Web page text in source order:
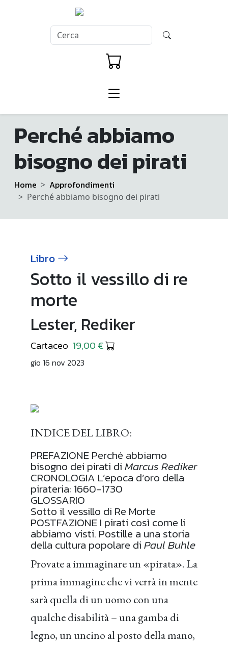
Perché abbiamo
bisogno dei pirati
Home Approfondimenti
Perché abbiamo bisogno dei pirati
Libro
Sotto il vessillo di re
morte
Lester, Rediker
Cartaceo 19,00 €
gio 16 nov 2023
INDICE DEL LIBRO:
PREFAZIONE Perché abbiamo
bisogno dei pirati diMarcus Rediker
CRONOLOGIA L’epoca d’oro della
pirateria: 1660-1730
GLOSSARIO
Sotto il vessillo di Re Morte
POSTFAZIONE I pirati così come li
abbiamo visti. Postille a una storia
della cultura popolare diPaul Buhle
Provate a immaginare un «pirata». La
prima immagine che vi verrà in mente
sarà quella di un uomo con una
qualche disabilità – una gamba di
legno, un uncino al posto della mano,